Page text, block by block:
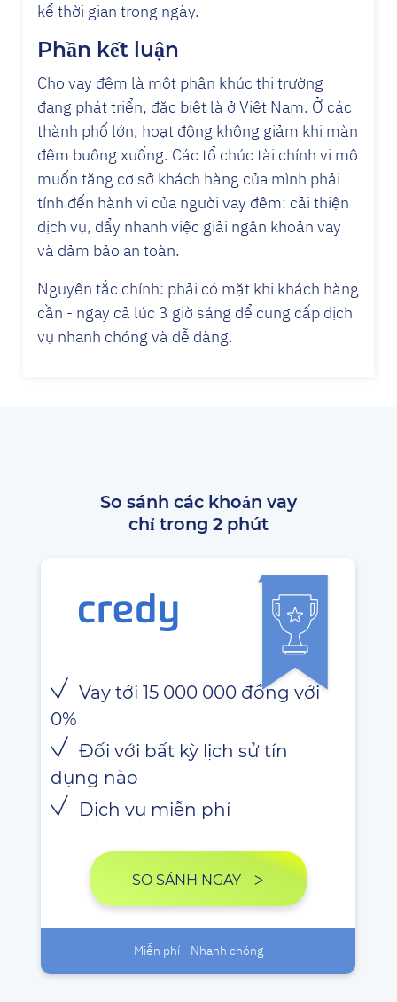
kể thời gian trong ngày.
Phần kết luận
Cho vay đêm là một phân khúc thị trường
đang phát triển, đặc biệt là ở Việt Nam. Ở các
thành phố lớn, hoạt động không giảm khi màn
đêm buông xuống. Các tổ chức tài chính vi mô
muốn tăng cơ sở khách hàng của mình phải
tính đến hành vi của người vay đêm: cải thiện
dịch vụ, đẩy nhanh việc giải ngân khoản vay
và đảm bảo an toàn.
Nguyên tắc chính: phải có mặt khi khách hàng
cần - ngay cả lúc 3 giờ sáng để cung cấp dịch
vụ nhanh chóng và dễ dàng.
So sánh các khoản vay
chỉ trong 2 phút
Vay tới 15 000 000 đồng với
0%
Đối với bất kỳ lịch sử tín
dụng nào
Dịch vụ miễn phí
SO SÁNH NGAY
Miễn phí - Nhanh chóng